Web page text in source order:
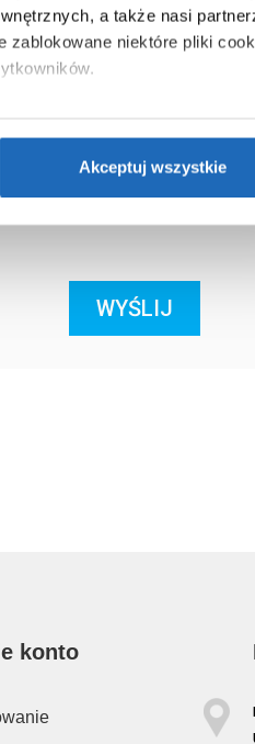
a także nasi
zablokowane niektóre pliki
cookie”.Jeśli chcesz
Akceptuj wszystkie
Państwa danych osobowych jest
k.Poznania, przy ul.
dane będą przetwarzane w celu
WYŚLIJ
konto